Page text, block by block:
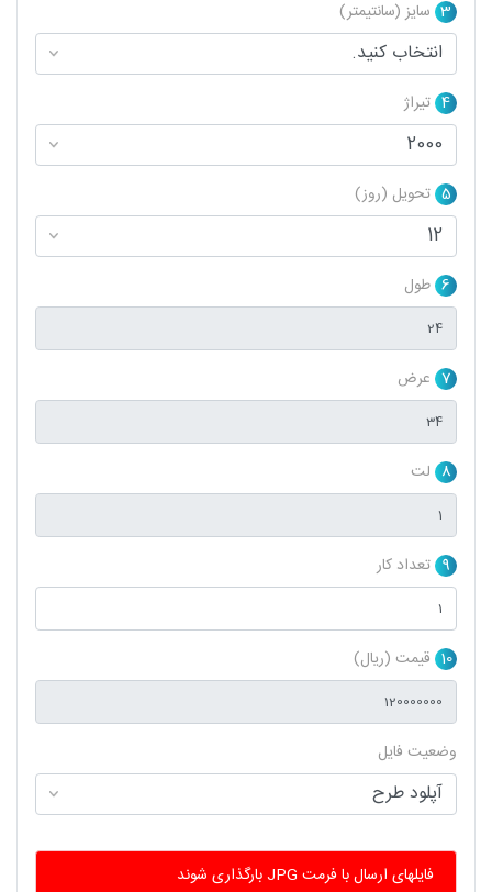
3 سایز (سانتیمتر)
4 تیراژ
5 تحویل (روز)
6 طول
7 عرض
8 لت
9 تعداد کار
10 قیمت (ریال)
وضعیت فایل
فایلهای ارسال با فرمت JPG بارگذاری شوند